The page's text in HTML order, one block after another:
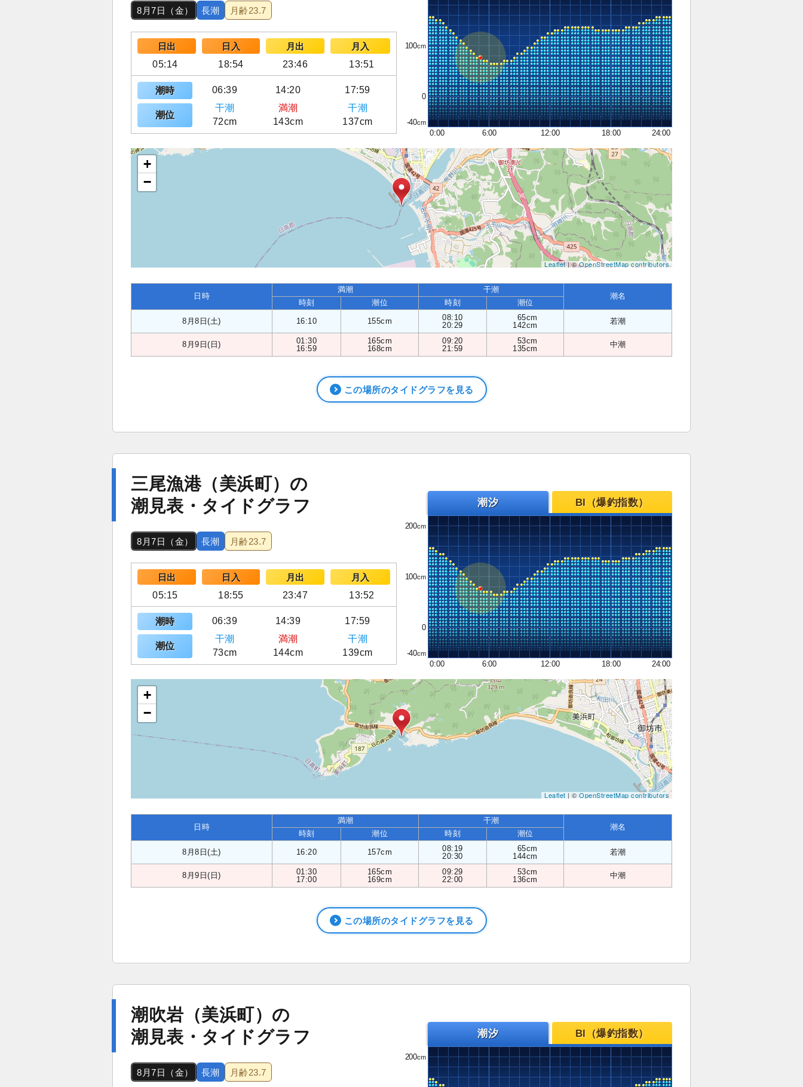
8月7日（金） 長潮 月齢23.7
日出 日入 月出
月入
05:14
18:54 23:46 13:51
潮時 06:39 14:20 17:59
潮位
干潮 満潮
干潮
72cm
143cm 137cm
100
0
-40
0:00
6:00 12:00 18:00 24:00
+
−
Leaflet| ©OpenStreetMap contributors
日時
満潮 干潮
潮名
時刻 潮位 時刻 潮位
8月8日(土) 16:10 155cm
08:10
20:29
65cm
142cm
若潮
8月9日(日)
01:30
16:59
165cm
168cm
09:20
21:59
53cm
135cm
中潮
この場所のタイドグラフを見る
三尾漁港（美浜町）の
潮見表・タイドグラフ
8月7日（金） 長潮 月齢23.7
日出 日入 月出
月入
05:15
18:55 23:47 13:52
潮時 06:39 14:39 17:59
潮位
干潮 満潮
干潮
73cm
144cm 139cm
潮汐 BI（爆釣指数）
200
100
0
-40
0:00
6:00 12:00 18:00 24:00
+
−
Leaflet| ©OpenStreetMap contributors
日時
満潮 干潮
潮名
時刻 潮位 時刻 潮位
8月8日(土) 16:20 157cm
08:19
20:30
65cm
144cm
若潮
8月9日(日)
01:30
17:00
165cm
169cm
09:29
22:00
53cm
136cm
中潮
この場所のタイドグラフを見る
潮吹岩（美浜町）の
潮見表・タイドグラフ
8月7日（金） 長潮 月齢23.7
潮汐 BI（爆釣指数）
200